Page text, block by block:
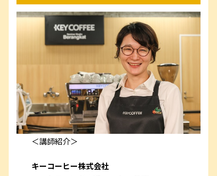
＜講師紹介＞
キーコーヒー株式会社